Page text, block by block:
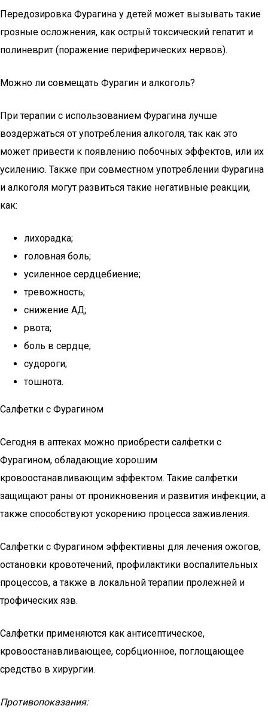
Передозировка Фурагина у детей может вызывать такие
грозные осложнения, как острый токсический гепатит и
полиневрит (поражение периферических нервов).
Можно ли совмещать Фурагин и алкоголь?
При терапии с использованием Фурагина лучше
воздержаться от употребления алкоголя, так как это
может привести к появлению побочных эффектов, или их
усилению. Также при совместном употреблении Фурагина
и алкоголя могут развиться такие негативные реакции,
как:
лихорадка;
головная боль;
усиленное сердцебиение;
тревожность;
снижение АД;
рвота;
боль в сердце;
судороги;
тошнота.
Салфетки с Фурагином
Сегодня в аптеках можно приобрести салфетки с
Фурагином, обладающие хорошим
кровоостанавливающим эффектом. Такие салфетки
защищают раны от проникновения и развития инфекции, а
также способствуют ускорению процесса заживления.
Салфетки с Фурагином эффективны для лечения ожогов,
остановки кровотечений, профилактики воспалительных
процессов, а также в локальной терапии пролежней и
трофических язв.
Салфетки применяются как антисептическое,
кровоостанавливающее, сорбционное, поглощающее
средство в хирургии.
Противопоказания: